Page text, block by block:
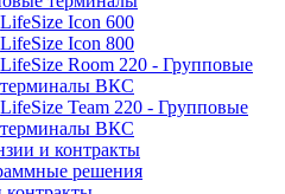
LifeSize Icon 600
LifeSize Icon 800
LifeSize Room 220 - Групповые
терминалы ВКС
LifeSize Team 220 - Групповые
терминалы ВКС
и контракты
решения